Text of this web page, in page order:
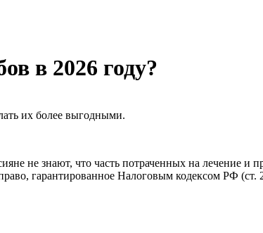
в 2026 году?
их более выгодными.
не знают, что часть потраченных на лечение и
гарантированное Налоговым кодексом РФ (ст.